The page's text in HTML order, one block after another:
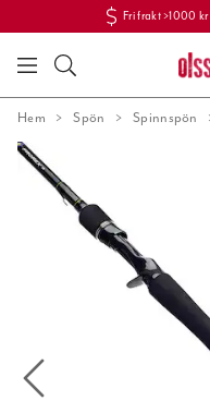
Fri frakt >1000 kr
Hem Spön Spinnspön